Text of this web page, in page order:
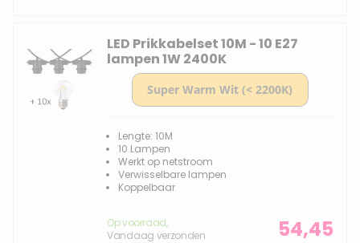
LED Prikkabelset 10M - 10 E27
lampen 1W 2400K
Lengte: 10M
10 Lampen
Werkt op netstroom
Verwisselbare lampen
Koppelbaar
Op voorraad,
Vandaag verzonden
54,45